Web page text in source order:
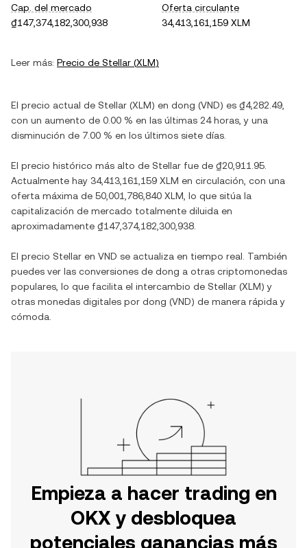
Cap. del mercado
₫147,374,182,300,938
Oferta circulante
34,413,161,159 XLM
Leer más: Precio de Stellar (XLM)
El precio actual de Stellar (XLM) en dong (VND) es ₫4,282.49
con un aumento de 0.00 % en las últimas 24 horas, y una
disminución de 7.00 % en los últimos siete días.
El precio histórico más alto de Stellar fue de ₫20,911.95
Actualmente hay 34,413,161,159 XLM en circulación, con una
oferta máxima de 50,001,786,840 XLM , lo que sitúa la
capitalización de mercado totalmente diluida en
aproximadamente ₫147,374,182,300,938
El precio Stellar en VND se actualiza en tiempo real. También
puedes ver las conversiones de dong a otras criptomonedas
populares, lo que facilita el intercambio de Stellar (XLM) y
otras monedas digitales por dong (VND) de manera rápida y
cómoda.
Empieza a hacer trading en
OKX y desbloquea
potenciales ganancias más